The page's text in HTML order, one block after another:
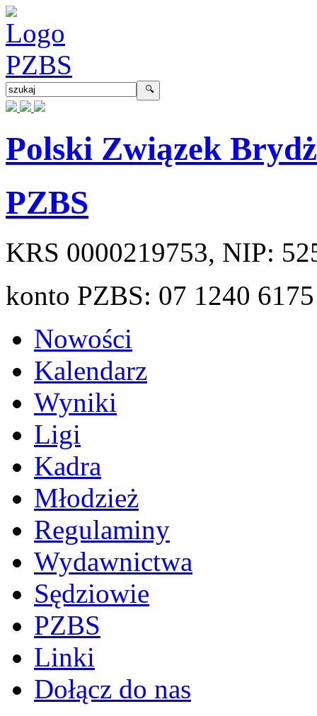
Polski Związek
PZBS
KRS 0000219753, NIP:
konto PZBS: 07 1240
Nowości
Kalendarz
Wyniki
Ligi
Kadra
Młodzież
Regulaminy
Wydawnictwa
Sędziowie
PZBS
Linki
Dołącz do nas